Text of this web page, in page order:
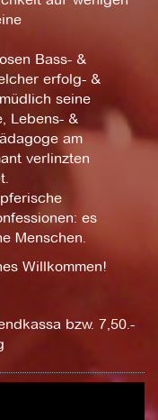
Bass- &
erfolg- &
seine
Lebens- &
am
verlinzten
es
Menschen.
Willkommen!
bzw. 7,50.-